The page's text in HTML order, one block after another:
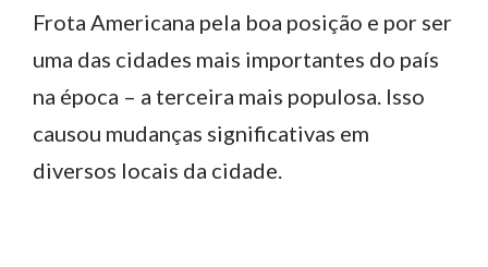
Frota Americana pela boa posição e por ser
uma das cidades mais importantes do país
na época – a terceira mais populosa. Isso
causou mudanças significativas em
diversos locais da cidade.